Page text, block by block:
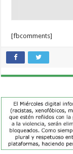
[fbcomments]